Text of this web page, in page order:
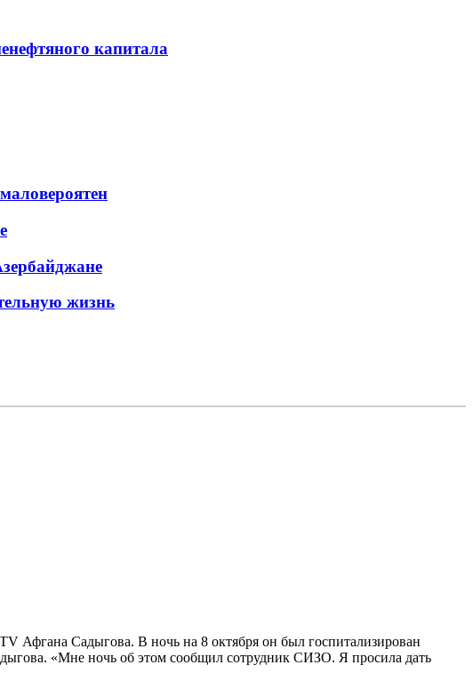
капитала
жизнь
Афгана Садыгова. В ночь на 8 октября он был госпитализирован
«Мне ночь об этом сообщил сотрудник СИЗО. Я просила дать